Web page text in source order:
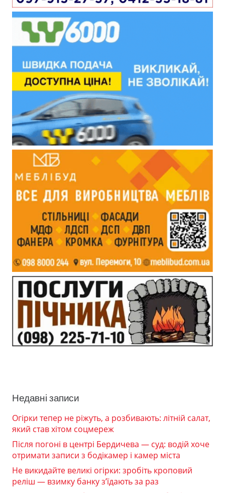
Недавні записи
Огірки тепер не ріжуть, а розбивають: літній салат,
який став хітом соцмереж
Після погоні в центрі Бердичева — суд: водій хоче
отримати записи з бодікамер і камер міста
Не викидайте великі огірки: зробіть кроповий
реліш — взимку банку з’їдають за раз